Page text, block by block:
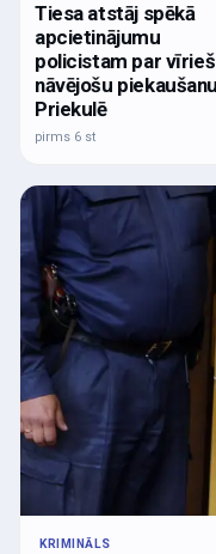
Tiesa atstāj spēkā
apcietinājumu
policistam par
nāvējošu piekaušanu
Priekulē
pirms 6 st
KRIMINĀLS